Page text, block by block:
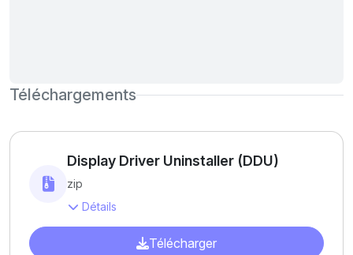
Téléchargements
Display Driver Uninstaller (DDU)
zip
Détails
Télécharger